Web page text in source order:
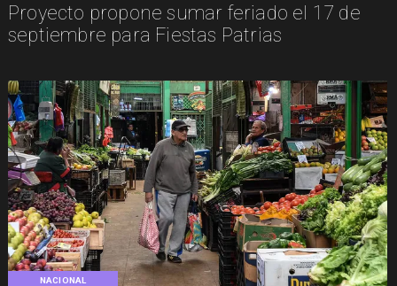
Proyecto propone sumar feriado el 17 de
septiembre para Fiestas Patrias
NACIONAL